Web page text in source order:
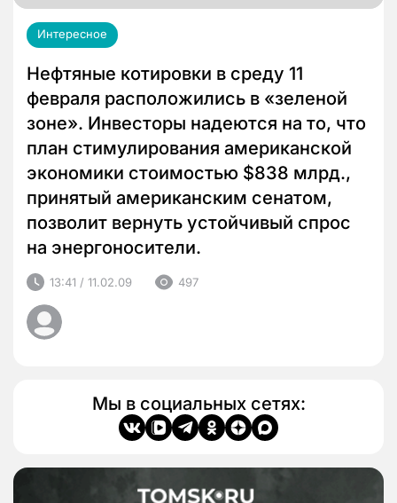
Интересное
Нефтяные котировки в среду 11
февраля расположились в «зеленой
зоне». Инвесторы надеются на то, что
план стимулирования американской
экономики стоимостью $838 млрд.,
принятый американским сенатом,
позволит вернуть устойчивый спрос
на энергоносители.
13:41 / 11.02.09 497
Мы в социальных сетях: